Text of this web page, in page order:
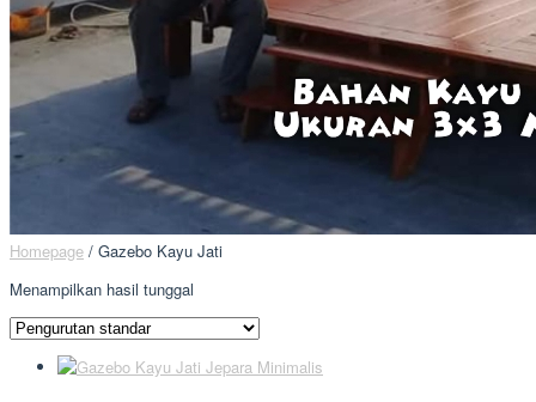
Homepage / Gazebo Kayu Jati
Menampilkan hasil tunggal